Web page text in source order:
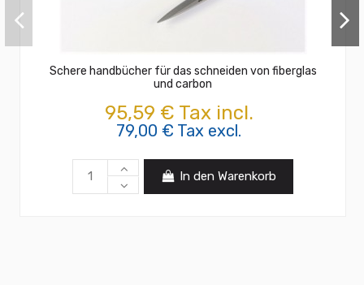
Schere handbücher für das schneiden von fiberglas
und carbon
95,59 € Tax incl.
79,00 € Tax excl.
In den Warenkorb